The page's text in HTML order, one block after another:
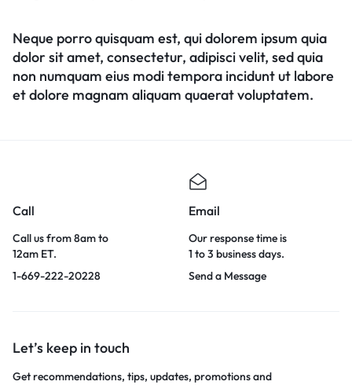
Neque porro quisquam est, qui dolorem ipsum quia
dolor sit amet, consectetur, adipisci velit, sed quia
non numquam eius modi tempora incidunt ut labore
et dolore magnam aliquam quaerat voluptatem.
Call
Call us from 8am to
12am ET.
1-669-222-20228
Email
Our response time is
1 to 3 business days.
Send a Message
Let’s keep in touch
Get recommendations, tips, updates, promotions and